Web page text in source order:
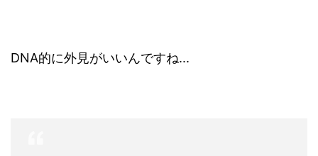
DNA的に外見がいいんですね...